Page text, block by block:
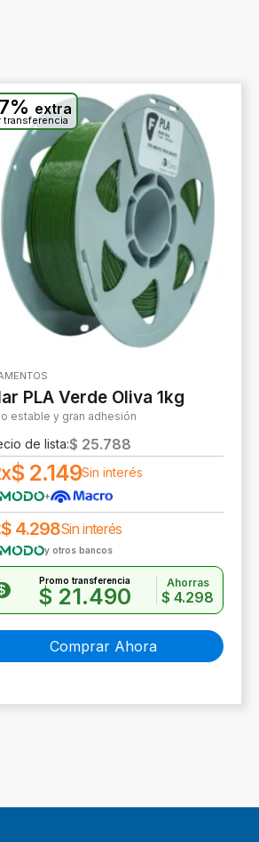
extra
transferencia
PLA Verde Oliva 1kg
estable y gran adhesión
de lista:$ 25.788
$2.149Sin interés
+
$ 4.298Sin interés
y otros bancos
Promo transferencia
$ 21.490
Ahorras
$ 4.298
Comprar Ahora